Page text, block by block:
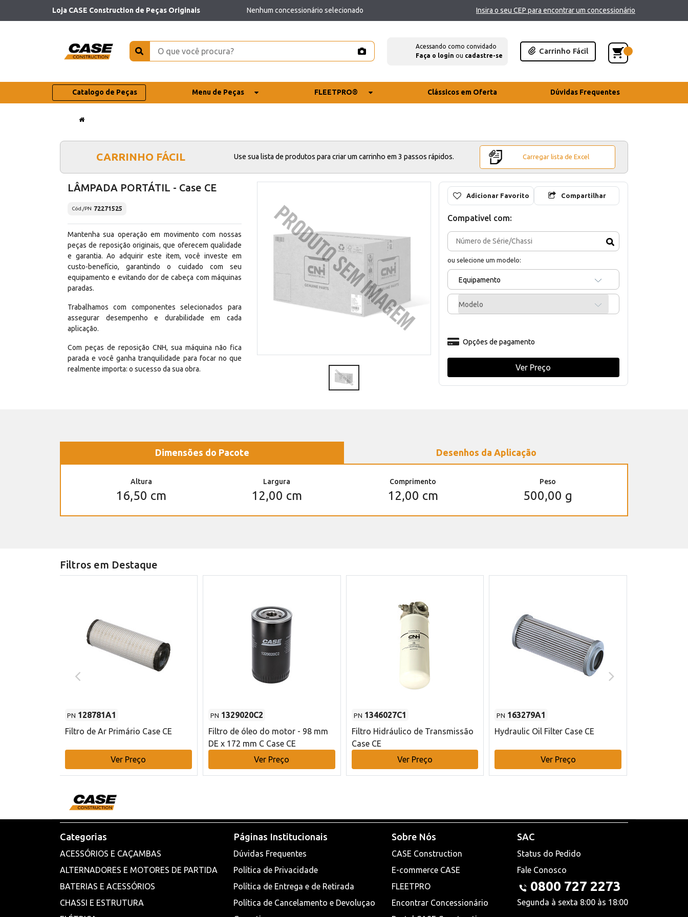
Loja CASE Construction de Peças Originais Nenhum concessionário selecionado Insira o seu CEP para encontrar um concessionário
Acessando como convidado
Faça o login ou cadastre-se
Carrinho Fácil
Catalogo de Peças Menu de Peças FLEETPRO® Clássicos em Oferta Dúvidas Frequentes
CARRINHO FÁCIL Use sua lista de produtos para criar um carrinho em 3 passos rápidos. Carregar lista de Excel
LÂMPADA PORTÁTIL - Case CE
Cód./PN 72271525
Mantenha sua operação em movimento com nossas
peças de reposição originais, que oferecem qualidade
e garantia. Ao adquirir este item, você investe em
custo-benefício, garantindo o cuidado com seu
equipamento e evitando dor de cabeça com máquinas
paradas.
Trabalhamos com componentes selecionados para
assegurar desempenho e durabilidade em cada
aplicação.
Com peças de reposição CNH, sua máquina não fica
parada e você ganha tranquilidade para focar no que
realmente importa: o sucesso da sua obra.
Adicionar Favorito Compartilhar
Compativel com:
ou selecione um modelo:
Equipamento
Modelo
Opções de pagamento
Ver Preço
Dimensões do Pacote Desenhos da Aplicação
Altura
16,50 cm
Largura
12,00 cm
Comprimento
12,00 cm
Peso
500,00 g
Filtros em Destaque
PN 128781A1
Filtro de Ar Primário Case CE
Ver Preço
PN 1329020C2
Filtro de óleo do motor - 98 mm
DE x 172 mm C Case CE
Ver Preço
PN 1346027C1
Filtro Hidráulico de Transmissão
Case CE
Ver Preço
PN 163279A1
Hydraulic Oil Filter Case CE
Ver Preço
Categorias
ACESSÓRIOS E CAÇAMBAS
ALTERNADORES E MOTORES DE PARTIDA
BATERIAS E ACESSÓRIOS
CHASSI E ESTRUTURA
Páginas Institucionais
Dúvidas Frequentes
Política de Privacidade
Política de Entrega e de Retirada
Política de Cancelamento e Devoluçao
Sobre Nós
CASE Construction
E-commerce CASE
FLEETPRO
Encontrar Concessionário
SAC
Status do Pedido
Fale Conosco
0800 727 2273
Segunda à sexta 8:00 às 18:00